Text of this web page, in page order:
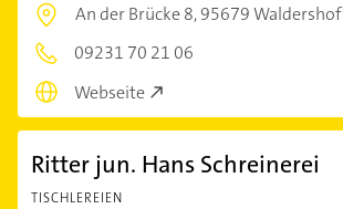
An der Brücke 8,95679 Waldershof
09231 70 21 06
Webseite
Ritter jun. Hans Schreinerei
TISCHLEREIEN